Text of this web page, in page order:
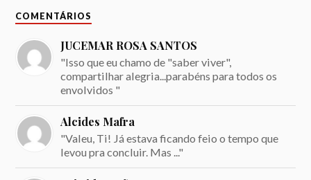
COMENTÁRIOS
JUCEMAR ROSA SANTOS
"Isso que eu chamo de "saber viver",
compartilhar alegria...parabéns para todos os
envolvidos "
Alcides Mafra
"Valeu, Ti! Já estava ficando feio o tempo que
levou pra concluir. Mas ..."